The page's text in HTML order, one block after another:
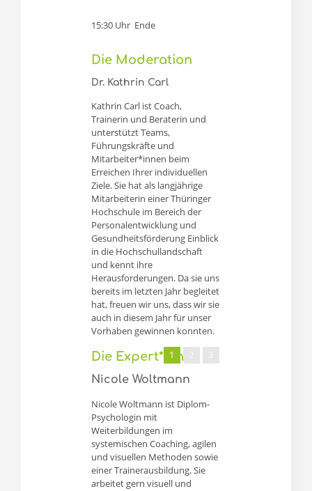
15:30 Uhr Ende
Die Moderation
Dr. Kathrin Carl
Kathrin Carl ist Coach,
Trainerin und Beraterin und
unterstützt Teams,
Führungskräfte und
Mitarbeiter*innen beim
Erreichen Ihrer individuellen
Ziele. Sie hat als langjährige
Mitarbeiterin einer Thüringer
Hochschule im Bereich der
Personalentwicklung und
Gesundheitsförderung Einblick
in die Hochschullandschaft
und kennt ihre
Herausforderungen. Da sie uns
bereits im letzten Jahr begleitet
hat, freuen wir uns, dass wir sie
auch in diesem Jahr für unser
Vorhaben gewinnen konnten.
Die Expert*innen
Nicole Woltmann
Nicole Woltmann ist Diplom-
Psychologin mit
Weiterbildungen im
systemischen Coaching, agilen
und visuellen Methoden sowie
einer Trainerausbildung. Sie
arbeitet gern visuell und
1 2 3